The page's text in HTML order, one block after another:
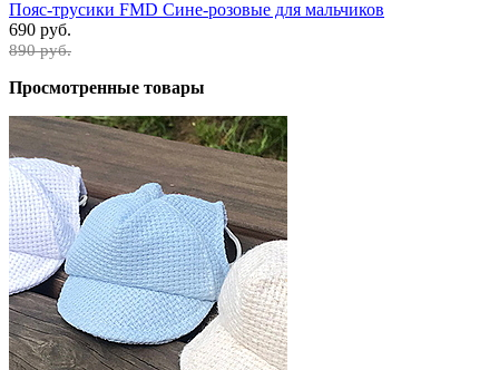
Пояс-трусики FMD Сине-розовые для мальчиков
690 руб.
890 руб.
Просмотренные товары